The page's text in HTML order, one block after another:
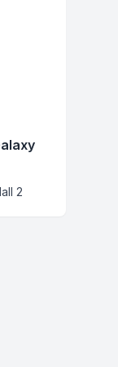
2